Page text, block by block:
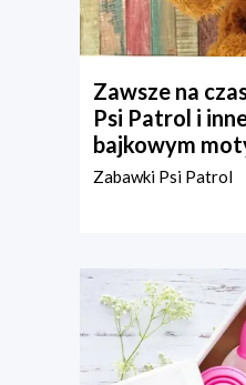
Zawsze na
Psi Patrol i
bajkowym
Zabawki Psi Patrol